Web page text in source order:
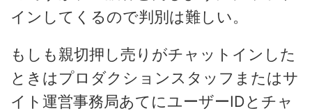
インしてくるので判別は難しい。
もしも親切押し売りがチャットインした
ときはプロダクションスタッフまたはサ
イト運営事務局あてにユーザーIDとチャ